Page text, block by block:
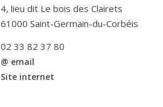
4, lieu dit Le bois des Clairets
61000 Saint-Germain-du-Corbéis
02 33 82 37 80
@ email
Site internet